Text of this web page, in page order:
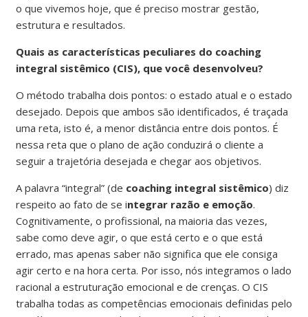
o que vivemos hoje, que é preciso mostrar gestão,
estrutura e resultados.
Quais as características peculiares do coaching
integral sistêmico (CIS), que você desenvolveu?
O método trabalha dois pontos: o estado atual e o estado
desejado. Depois que ambos são identificados, é traçada
uma reta, isto é, a menor distância entre dois pontos. É
nessa reta que o plano de ação conduzirá o cliente a
seguir a trajetória desejada e chegar aos objetivos.
A palavra “integral” (de coaching integral sistêmico) diz
respeito ao fato de se integrar razão e emoção.
Cognitivamente, o profissional, na maioria das vezes,
sabe como deve agir, o que está certo e o que está
errado, mas apenas saber não significa que ele consiga
agir certo e na hora certa. Por isso, nós integramos o lado
racional a estruturação emocional e de crenças. O CIS
trabalha todas as competências emocionais definidas pelo